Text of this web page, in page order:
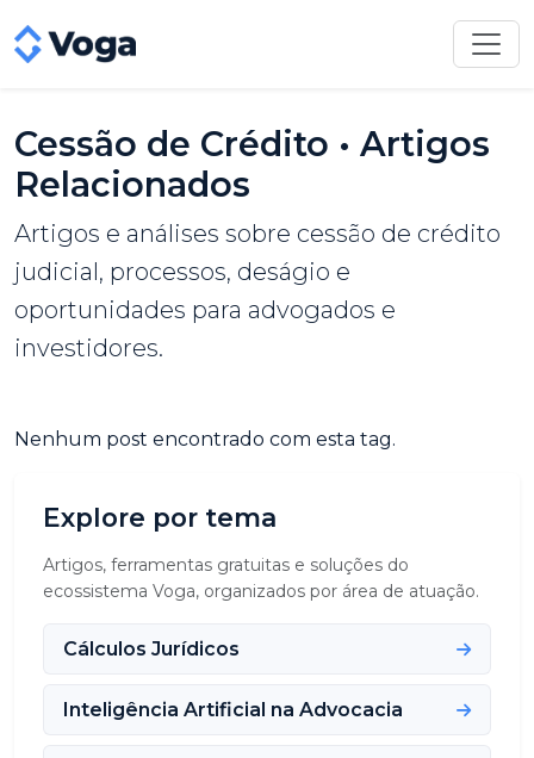
Cessão de Crédito • Artigos
Relacionados
Artigos e análises sobre cessão de crédito
judicial, processos, deságio e
oportunidades para advogados e
investidores.
Nenhum post encontrado com esta tag.
Explore por tema
Artigos, ferramentas gratuitas e soluções do
ecossistema Voga, organizados por área de atuação.
Cálculos Jurídicos
Inteligência Artificial na Advocacia